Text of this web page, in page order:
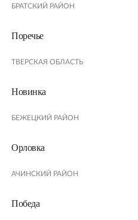
БРАТСКИЙ РАЙОН
Поречье
ТВЕРСКАЯ ОБЛАСТЬ
Новинка
БЕЖЕЦКИЙ РАЙОН
Орловка
АЧИНСКИЙ РАЙОН
Победа